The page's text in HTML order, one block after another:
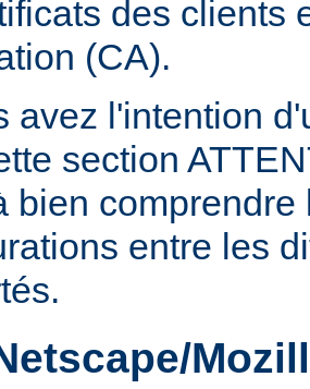
des clients
(CA).
avez l'intention
section
bien comprendre
entre les